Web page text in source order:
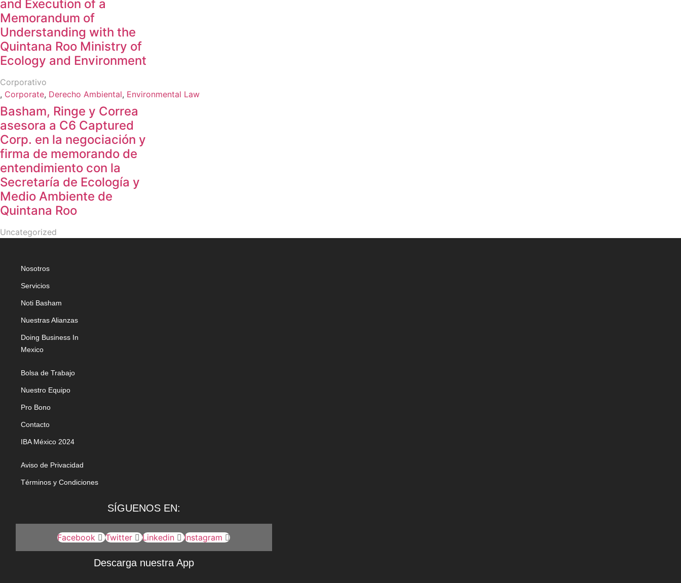
and Execution of a
Memorandum of
Understanding with the
Quintana Roo Ministry of
Ecology and Environment
Corporativo
, Corporate, Derecho Ambiental, Environmental Law
Basham, Ringe y Correa
asesora a C6 Captured
Corp. en la negociación y
firma de memorando de
entendimiento con la
Secretaría de Ecología y
Medio Ambiente de
Quintana Roo
Uncategorized
Nosotros
Servicios
Noti Basham
Nuestras Alianzas
Doing Business In
Mexico
Bolsa de Trabajo
Nuestro Equipo
Pro Bono
Contacto
IBA México 2024
Aviso de Privacidad
Términos y Condiciones
SÍGUENOS EN:
Facebook Twitter Linkedin Instagram
Descarga nuestra App